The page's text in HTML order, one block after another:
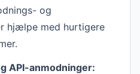
og
hjælpe med hurtigere
API-anmodninger: